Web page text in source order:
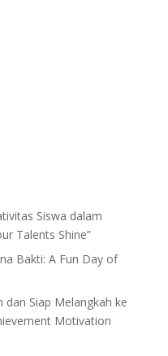
Siswa dalam
Talents Shine”
Bakti: A Fun Day of
dan Siap Melangkah ke
Motivation